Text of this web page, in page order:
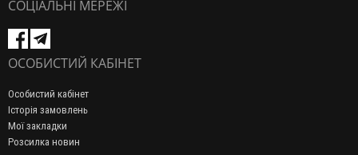
СОЦІАЛЬНІ МЕРЕЖІ
ОСОБИСТИЙ КАБІНЕТ
Особистий кабінет
Історія замовлень
Мої закладки
Розсилка новин